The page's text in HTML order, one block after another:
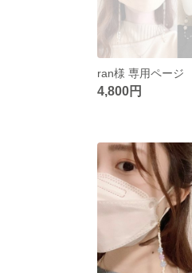
ran様 専用ページ
4,800円